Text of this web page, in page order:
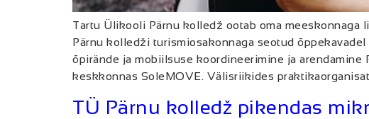
Tartu Ülikooli Pärnu kolledž ootab oma
Pärnu kolledži turismiosakonnaga seotud
õpirände ja mobiilsuse koordineerimine ja
keskkonnas SoleMOVE. Välisriikides
TÜ Pärnu kolledž pikendas